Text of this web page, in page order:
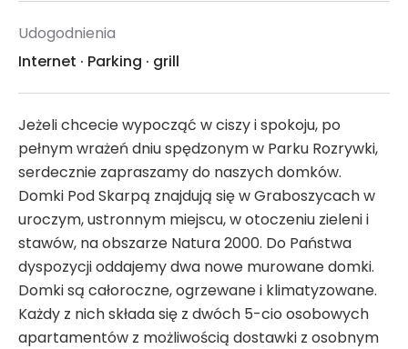
Udogodnienia
Internet · Parking · grill
Jeżeli chcecie wypocząć w ciszy i spokoju, po
pełnym wrażeń dniu spędzonym w Parku Rozrywki,
serdecznie zapraszamy do naszych domków.
Domki Pod Skarpą znajdują się w Graboszycach w
uroczym, ustronnym miejscu, w otoczeniu zieleni i
stawów, na obszarze Natura 2000. Do Państwa
dyspozycji oddajemy dwa nowe murowane domki.
Domki są całoroczne, ogrzewane i klimatyzowane.
Każdy z nich składa się z dwóch 5-cio osobowych
apartamentów z możliwością dostawki z osobnym